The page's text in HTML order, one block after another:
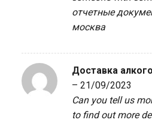
отчетные
москва
Доставка
– 21/09/2023
Can you tell us
to find out more